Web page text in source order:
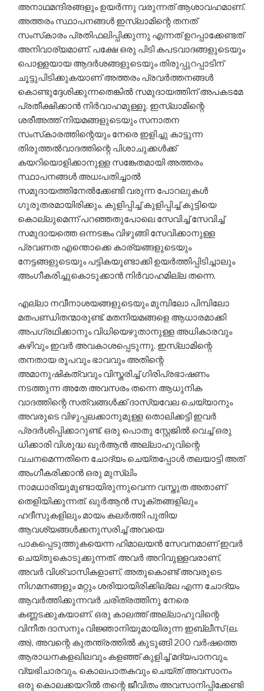
അനാഥമന്ദിരങ്ങളും ഉയര്‍ന്നു വരുന്നത് ആശാവഹമാണ്.
അത്തരം സ്ഥാപനങ്ങള്‍ ഇസ്‌ലാമിന്റെ തനത്
സംസ്‌കാരം പ്രതിഫലിപ്പിക്കുന്നു എന്നത് ഉറപ്പാക്കേണ്ടത്
അനിവാര്യമാണ്. പക്ഷേ ഒരു പിടി കപടവാദങ്ങളുടെയും
പൊള്ളയായ ആദര്‍ശങ്ങളുടെയും തിരുപ്പുറപ്പാടിന്
ചൂട്ടുപിടിക്കുകയാണ് അത്തരം പ്രവര്‍ത്തനങ്ങള്‍
കൊണ്ടുദ്ദേശിക്കുന്നതെങ്കില്‍ സമുദായത്തിന് അപകടമേ
പ്രതീക്ഷിക്കാന്‍ നിര്‍വാഹമുള്ളൂ. ഇസ്‌ലാമിന്റെ
ശരീഅത്ത് നിയമങ്ങളുടെയും സനാതന
സംസ്‌കാരത്തിന്റെയും നേരെ ഇളിച്ചു കാട്ടുന്ന
തിരുത്തല്‍വാദത്തിന്റെ പിശാചുക്കള്‍ക്ക്
കയറിയൊളിക്കാനുള്ള സങ്കേതമായി അത്തരം
സ്ഥാപനങ്ങള്‍ അധഃപതിച്ചാല്‍
സമുദായത്തിനേല്‍ക്കേണ്ടി വരുന്ന പോറലുകള്‍
ഗുരുതരമായിരിക്കും. കുളിപ്പിച്ച് കുളിപ്പിച്ച് കുട്ടിയെ
കൊല്ലുമെന്ന് പറഞ്ഞതുപോലെ സേവിച്ച് സേവിച്ച്
സമുദായത്തെ ഒന്നടങ്കം വിഴുങ്ങി സേവിക്കാനുള്ള
പ്രവണത എന്തൊക്കെ കാര്യങ്ങളുടെയും
നേട്ടങ്ങളുടെയും പട്ടികയുണ്ടാക്കി ഉയര്‍ത്തിപ്പിടിച്ചാലും
അംഗീകരിച്ചുകൊടുക്കാന്‍ നിര്‍വാഹമില്ല തന്നെ.
എല്ലാ നവീനാശയങ്ങളുടെയും മുമ്പിലോ പിമ്പിലോ
മതപണ്ഡിതന്മാരുണ്ട്. മതനിയമങ്ങളെ ആധാരമാക്കി
അപഗ്രഥിക്കാനും വിധിയെഴുതാനുള്ള അധികാരവും
കഴിവും ഇവര്‍ അവകാശപ്പെടുന്നു. ഇസ്‌ലാമിന്റെ
തനതായ രൂപവും ഭാവവും അതിന്റെ
അമാനുഷികത്വവും വിസ്തരിച്ച് ഗിരിപ്രഭാഷണം
നടത്തുന്ന അതേ അവസരം തന്നെ ആധുനിക
വാദത്തിന്റെ സത്വങ്ങള്‍ക്ക് ദാസ്യവേല ചെയ്യാനും
അവരുടെ വിഴുപ്പലക്കാനുമുള്ള തൊലിക്കട്ടി ഇവര്‍
പ്രദര്‍ശിപ്പിക്കാറുണ്ട്. ഒരു പൊതു സ്റ്റേജില്‍ വെച്ച് ഒരു
ധിക്കാരി വിശുദ്ധ ഖുര്‍ആന്‍ അല്ലാഹുവിന്റെ
വചനമെന്നതിനെ ചോദ്യം ചെയ്തപ്പോള്‍ തലയാട്ടി അത്
അംഗീകരിക്കാന്‍ ഒരു മുസ്‌ലിം
നാമധാരിയുമുണ്ടായിരുന്നുവെന്ന വസ്തുത അതാണ്
തെളിയിക്കുന്നത്. ഖുര്‍ആന്‍ സൂക്തങ്ങളിലും
ഹദീസുകളിലും മായം കലര്‍ത്തി പുതിയ
ആവശ്യങ്ങള്‍ക്കനുസരിച്ച് അവയെ
പാകപ്പെടുത്തുകയെന്ന ഹിമാലയന്‍ സേവനമാണ് ഇവര്‍
ചെയ്തുകൊടുക്കുന്നത്. അവര്‍ അറിവുള്ളവരാണ്,
അവര്‍ വിശ്വാസികളാണ്, അതുകൊണ്ട് അവരുടെ
നിഗമനങ്ങളും മറ്റും ശരിയായിരിക്കില്ലേ എന്ന ചോദ്യം
ആവര്‍ത്തിക്കുന്നവര്‍ ചരിത്രത്തിനു നേരെ
കണ്ണടക്കുകയാണ്. ഒരു കാലത്ത് അല്ലാഹുവിന്റെ
വിനീത ദാസനും വിജ്ഞാനിയുമായിരുന്ന ഇബ്ലീസ് (ല.
അ), അവന്റെ കുതന്ത്രത്തില്‍ കുടുങ്ങി 200 വര്‍ഷത്തെ
ആരാധനകളഖിലവും കളഞ്ഞ് കുളിച്ച് മദ്യപാനവും,
വ്യഭിചാരവും, കൊലപാതകവും ചെയ്ത് അവസാനം
ഒരു കൊലക്കയറില്‍ തന്റെ ജീവിതം അവസാനിപ്പിക്കേണ്ടി